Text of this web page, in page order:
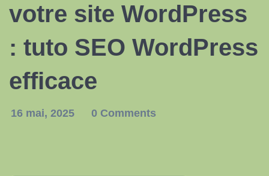
votre site WordPress
: tuto SEO WordPress
efficace
16 mai, 2025 0 Comments